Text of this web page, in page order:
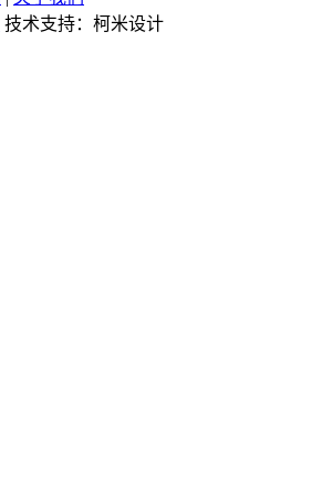
技术支持：柯米设计